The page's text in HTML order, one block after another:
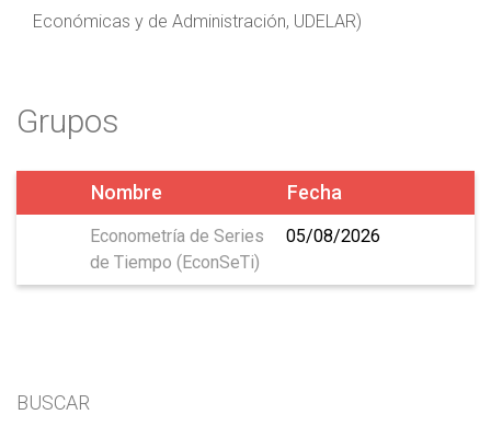
Económicas y de Administración, UDELAR)
Grupos
Nombre Fecha
Econometría de Series
de Tiempo (EconSeTi)
05/08/2026
BUSCAR